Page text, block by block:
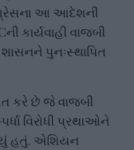
આ આદેશની
કાર્યવાહી વાજબી
શાસનને પુનઃસ્થાપિત
કરે છે જે વાજબી
વિરોધી પ્રથાઓને
હતું. એશિયન